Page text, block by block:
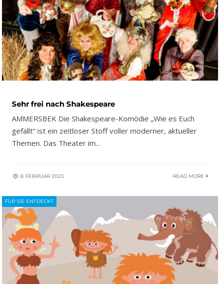
Sehr frei nach Shakespeare
AMMERSBEK Die Shakespeare-Komödie „Wie es Euch
gefällt“ ist ein zeitloser Stoff voller moderner, aktueller
Themen. Das Theater im...
8. FEBRUAR 2023 READ MORE
FÜR SIE ENTDECKT